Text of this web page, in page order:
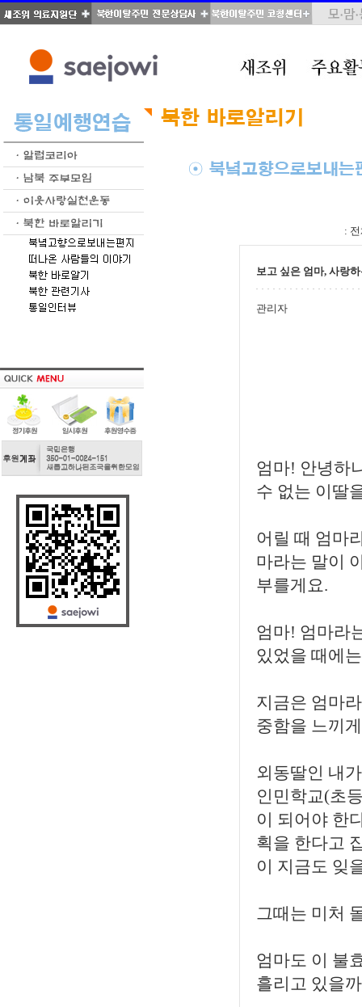
:
보고 싶은 엄마, 사랑
관리자
엄마! 안녕하
수 없는 이딸
어릴 때 엄마
마라는 말이
부를게요.
엄마! 엄마라
있었을 때에
지금은 엄마
중함을 느끼
외동딸인 내
인민학교(초
이 되어야 한
획을 한다고
이 지금도 잊
그때는 미처
엄마도 이 불
흘리고 있을